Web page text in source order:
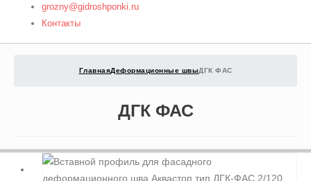
grozny@gidroshponki.ru
Контакты
ГлавнаяДеформационные швыДГК ФАС
ДГК ФАС